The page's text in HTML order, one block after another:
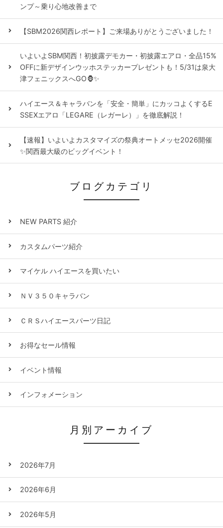
ンプ～乗り心地改善まで
【SBM2026関西レポート】ご来場ありがとうございました！
いよいよSBM関西！初披露デモカー・初披露エアロ・全品15%
OFFに新デザインウッホステッカープレゼントも！5/31は泉大
津フェニックスへGO🦍✨
ハイエース＆キャラバンを「安全・簡単」にカッコよくするE
SSEXエアロ「LEGARE（レガーレ）」を徹底解説！
【速報】いよいよカスタマイズの祭典オートメッセ2026開催
✨関西最大級のビッグイベント！
ブログカテゴリ
NEW PARTS 紹介
カスタムパーツ紹介
マイケル ハイエースを買いたい
ＮＶ３５０キャラバン
ＣＲＳハイエースパーツ日記
お得なセール情報
イベント情報
インフォメーション
月別アーカイブ
2026年7月
2026年6月
2026年5月